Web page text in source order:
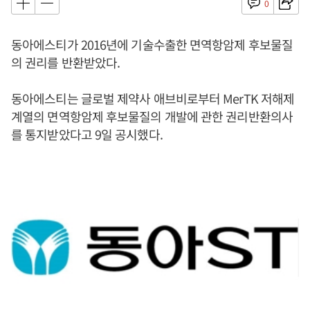
0
동아에스티가 2016년에 기술수출한 면역항암제 후보물질
의 권리를 반환받았다.
동아에스티는 글로벌 제약사 애브비로부터 MerTK 저해제
계열의 면역항암제 후보물질의 개발에 관한 권리반환의사
를 통지받았다고 9일 공시했다.